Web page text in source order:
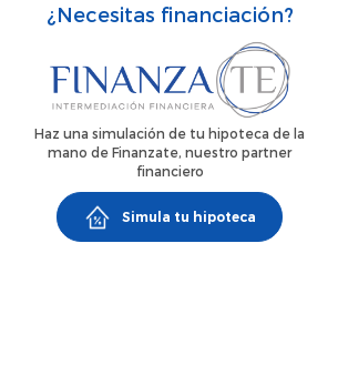
¿Necesitas financiación?
Haz una simulación de tu hipoteca de la
mano de Finanzate, nuestro partner
financiero
Simula tu hipoteca